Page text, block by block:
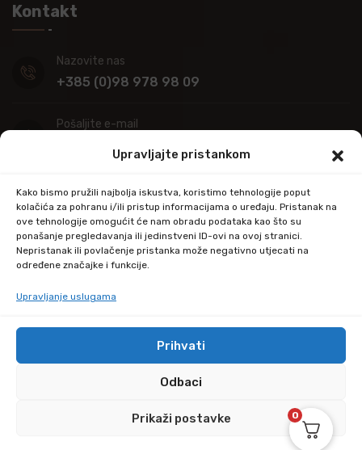
Upravljajte pristankom
Kako bismo pružili najbolja iskustva, koristimo tehnologije poput
kolačića za pohranu i/ili pristup informacijama o uređaju. Pristanak na
ove tehnologije omogućit će nam obradu podataka kao što su
ponašanje pregledavanja ili jedinstveni ID-ovi na ovoj stranici.
Nepristanak ili povlačenje pristanka može negativno utjecati na
određene značajke i funkcije.
Upravljanje uslugama
Prihvati
Odbaci
Prikaži postavke
Kontakt
Nazovite nas
+385 (0)98 978 98 09
Pošaljite e-mail
Adresa
Industrijska ulica 39,
34000 Požega
© Copyright 2024 by kupitapetu.com
0